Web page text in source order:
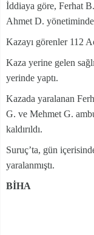
İddiaya göre, Ferhat
Ahmet D.
Kazayı görenler 112
Kaza yerine gelen
yerinde yaptı.
Kazada yaralanan
G. ve Mehmet G.
kaldırıldı.
Suruç’ta, gün
yaralanmıştı.
BİHA